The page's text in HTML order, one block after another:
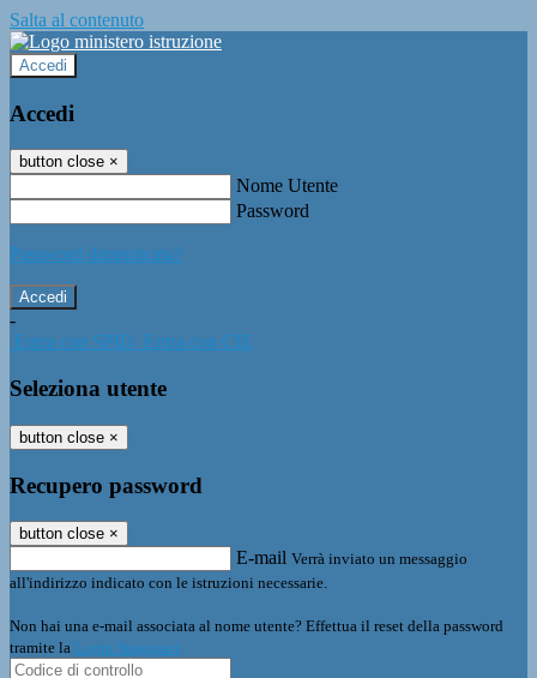
Salta al contenuto
Accedi
Accedi
button close ×
Nome Utente
Password
Password dimenticata?
-
Entra con SPID Entra con CIE
Seleziona utente
button close ×
Recupero password
button close ×
E-mail Verrà inviato un messaggio
all'indirizzo indicato con le istruzioni necessarie.
Non hai una e-mail associata al nome utente? Effettua il reset della password
tramite la Login Spaggiari